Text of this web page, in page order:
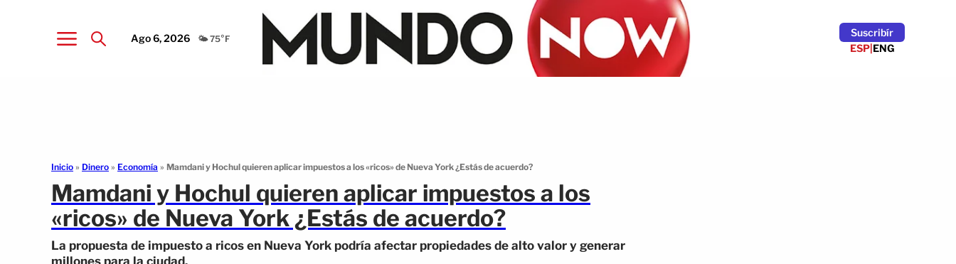
Ago 6, 2026 🌤️ 75°F
Suscribír
ESP|ENG
Inicio » Dinero » Economía » Mamdani y Hochul quieren aplicar impuestos a los «ricos» de Nueva York ¿Estás de acuerdo?
Mamdani y Hochul quieren aplicar impuestos a los
«ricos» de Nueva York ¿Estás de acuerdo?
La propuesta de impuesto a ricos en Nueva York podría afectar propiedades de alto valor y generar
millones para la ciudad.